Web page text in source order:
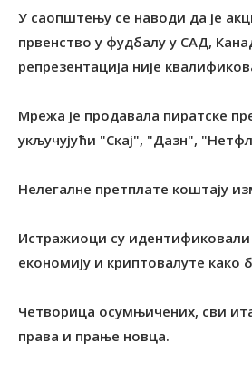
У саопштењу се наводи да је
првенство у фудбалу у САД,
репрезентација није
Мрежа је продавала пиратске
укључујући "Скај", "Дазн",
Нелегалне претплате коштају
Истражиоци су идентификовали
економију и криптовалуте како
Четворица осумњичених, сви
права и прање новца.